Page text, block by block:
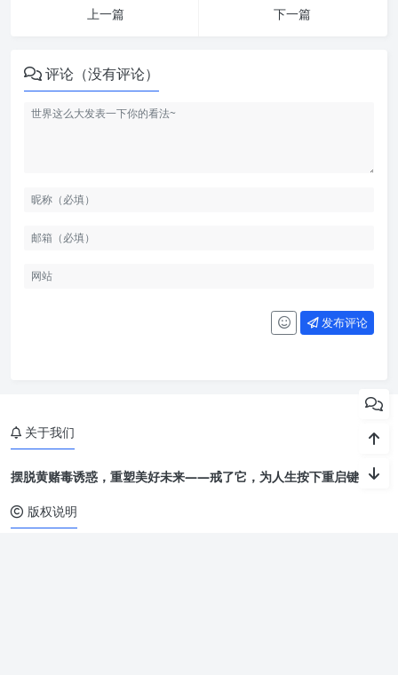
上一篇
下一篇
评论（没有评论）
发布评论
关于我们
摆脱黄赌毒诱惑，重塑美好未来——戒了它，为人生按下重启键。
版权说明